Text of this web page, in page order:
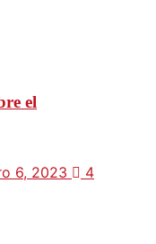
el
6, 2023 4